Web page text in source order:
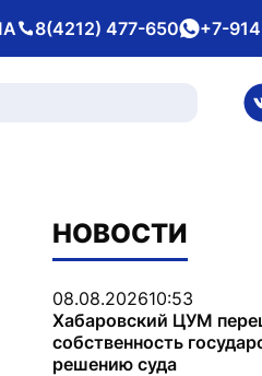
8(4212) 477-650whatsApp
+7-
НОВОСТИ
08.08.202610:53
Хабаровский ЦУМ
собственность
решению суда